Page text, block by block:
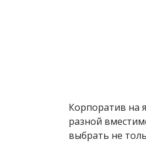
Корпоратив на
разной
выбрать не